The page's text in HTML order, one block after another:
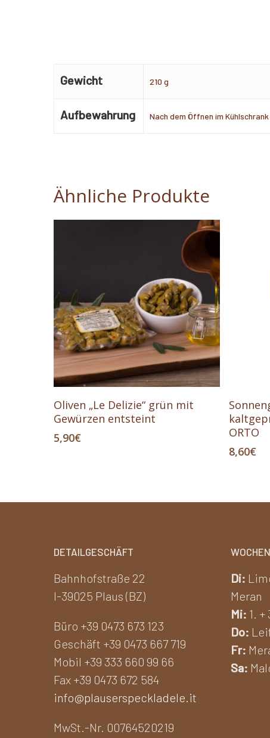
Gewicht 210 g
Aufbewahrung Nach dem Öffnen im
Ähnliche Produkte
In Den Warenkorb
Oliven „Le Delizie“ grün mit
Gewürzen entsteint
5,90€
ORTO
8,60€
DETAILGESCHÄFT
Bahnhofstraße 22
I-39025 Plaus (BZ)
Büro +39 0473 673 123
Geschäft +39 0473 667 719
Mobil +39 333 660 99 66
Fax +39 0473 672 584
info@plauserspeckladele.it
MwSt.-Nr. 00764520219
Di:
Meran
Mi: 1.
Do:
Fr:
Sa: